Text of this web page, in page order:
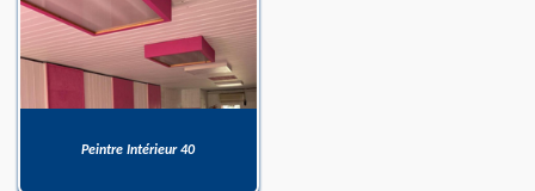
Peintre Intérieur 40